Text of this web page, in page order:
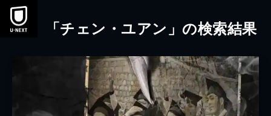
本文へスキップ
「チェン・ユアン」の検索結果